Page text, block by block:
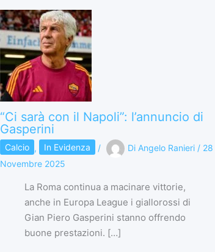
“Ci sarà con il Napoli”: l’annuncio di
Gasperini
Calcio In Evidenza / Di Angelo Ranieri / 28
Novembre 2025
La Roma continua a macinare vittorie,
anche in Europa League i giallorossi di
Gian Piero Gasperini stanno offrendo
buone prestazioni. […]